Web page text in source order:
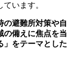
います。
の避難所対策や自
の備えに焦点を当
」をテーマとした